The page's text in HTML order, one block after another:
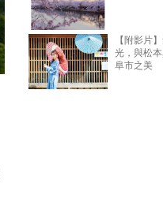
【附影片
光，與松
阜市之美